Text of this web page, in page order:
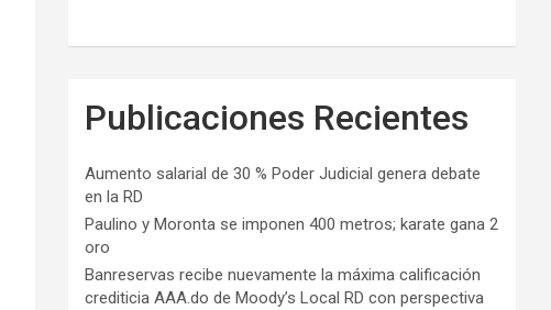
Publicaciones Recientes
Aumento salarial de 30 % Poder Judicial genera debate
en la RD
Paulino y Moronta se imponen 400 metros; karate gana 2
oro
Banreservas recibe nuevamente la máxima calificación
crediticia AAA.do de Moody’s Local RD con perspectiva